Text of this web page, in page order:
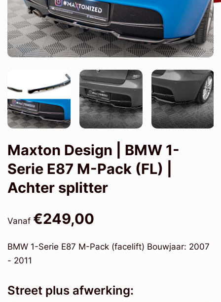
Maxton Design | BMW 1-
Serie E87 M-Pack (FL) |
Achter splitter
Vanaf €249,00
BMW 1-Serie E87 M-Pack (facelift) Bouwjaar: 2007
- 2011
Street plus afwerking: